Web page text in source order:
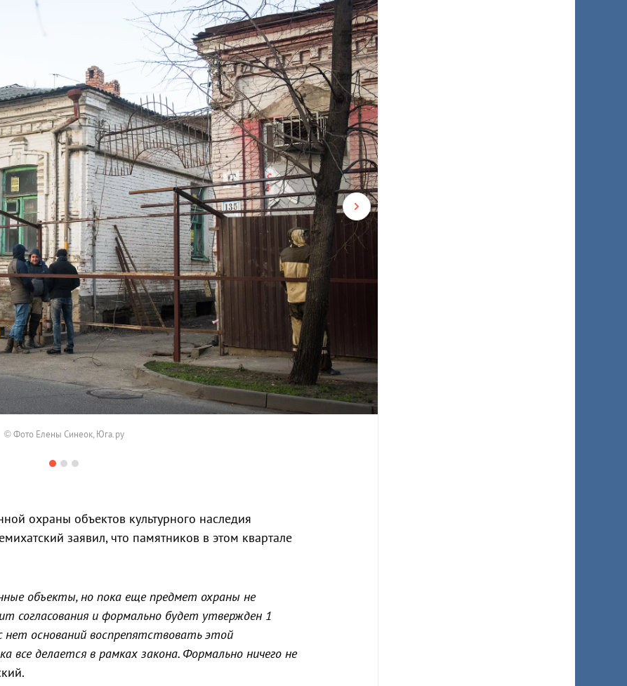
© Фото Елены Синеок, Юга.ру
охраны объектов культурного наследия
заявил, что памятников в этом квартале
объекты, но пока еще предмет охраны не
согласования и формально будет утвержден 1
оснований воспрепятствовать этой
все делается в рамках закона. Формально ничего не